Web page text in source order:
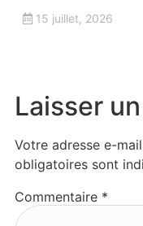
15 juillet, 2026
Laisser
Votre adresse e-
obligatoires sont
Commentaire *